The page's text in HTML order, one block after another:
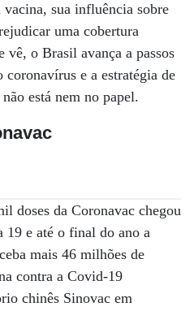
sua influência sobre
uma cobertura
vê, o Brasil avança a passos
coronavírus e a estratégia de
está nem no papel.
doses da Coronavac chegou
19 e até o final do ano a
mais 46 milhões de
contra a Covid-19
chinês Sinovac em